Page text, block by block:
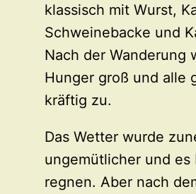
klassisch mit Wurst,
Schweinebacke und
Nach der Wanderung
Hunger groß und alle
kräftig zu.
Das Wetter wurde
ungemütlicher und es
regnen. Aber nach